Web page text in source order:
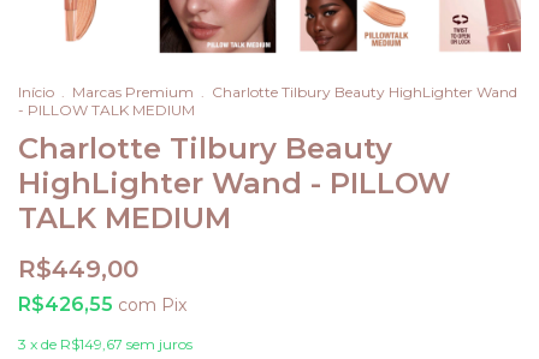
Início . Marcas Premium . Charlotte Tilbury Beauty HighLighter Wand
- PILLOW TALK MEDIUM
Charlotte Tilbury Beauty
HighLighter Wand - PILLOW
TALK MEDIUM
R$449,00
R$426,55 com Pix
3 x de R$149,67 sem juros